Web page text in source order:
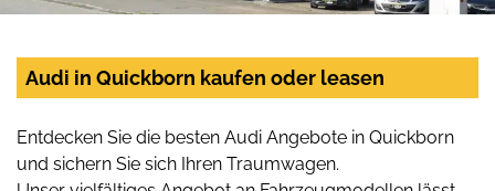
Audi in Quickborn kaufen oder leasen
Entdecken Sie die besten Audi Angebote in Quickborn
und sichern Sie sich Ihren Traumwagen.